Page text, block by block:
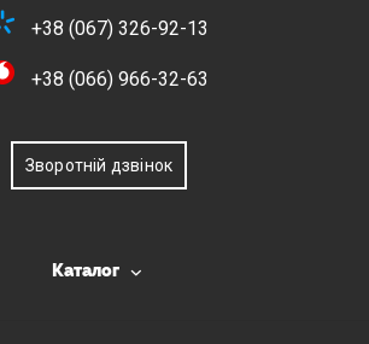
+38 (067) 326-92-13
+38 (066) 966-32-63
Зворотній дзвінок
Каталог